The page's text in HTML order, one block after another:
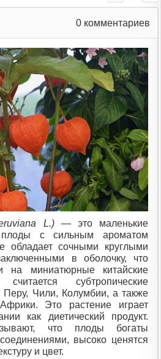
0 комментариев
L.)— это маленькие
с сильным ароматом
обладает сочными круглыми
в оболочку, что
на миниатюрные китайские
субтропические
Чили, Колумбии, а также
Это растение играет
как диетический продукт.
что плоды богаты
высоко ценятся
и цвет.